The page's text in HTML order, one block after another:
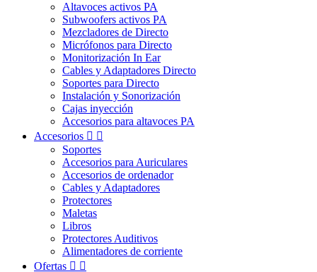
Altavoces activos PA
Subwoofers activos PA
Mezcladores de Directo
Micrófonos para Directo
Monitorización In Ear
Cables y Adaptadores Directo
Soportes para Directo
Instalación y Sonorización
Cajas inyección
Accesorios para altavoces PA
Accesorios  
Soportes
Accesorios para Auriculares
Accesorios de ordenador
Cables y Adaptadores
Protectores
Maletas
Libros
Protectores Auditivos
Alimentadores de corriente
Ofertas  